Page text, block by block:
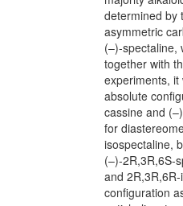
determined by
asymmetric
(–)-spectaline,
together with
experiments,
absolute
cassine and
for
isospectaline,
(–)-2R,3R,6S-
and
configuration